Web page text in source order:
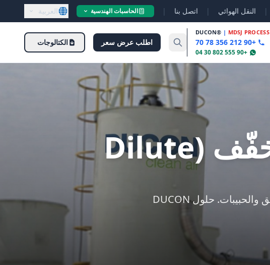
| النقل الهوائي | اتصل بنا | الحاسبات الهندسية العربية
DUCON® | MDSJ PROCESS
+90 212 356 78 70
+90 555 802 30 04
اطلب عرض سعر الكتالوجات
النقل الهوائي بالطور المخفّف (Dilute
أنظمة نقل هوائي بالطور المخفّف للنقل عالي المعدّل للمساحيق والحبيبات. حلول DUCON